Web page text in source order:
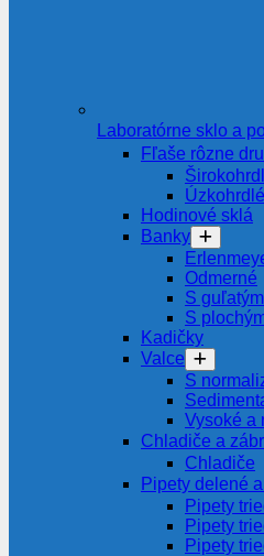
Laboratórne sklo a
Fľaše rôzne
Úzkohrdlé
Hodinové sklá
Banky
Odmerné
S
S
Kadičky
Valce
S
Vysoké a
Chladiče a
Chladiče
Pipety delené
Pipety
Pipety
Pipety